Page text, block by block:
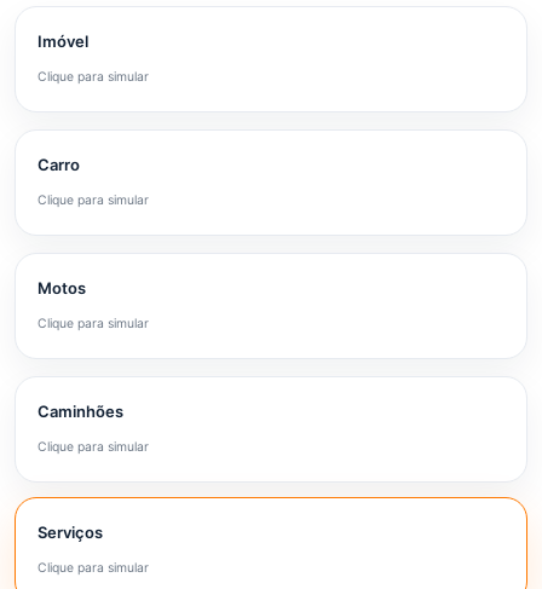
Imóvel
Clique para simular
Carro
Clique para simular
Motos
Clique para simular
Caminhões
Clique para simular
Serviços
Clique para simular